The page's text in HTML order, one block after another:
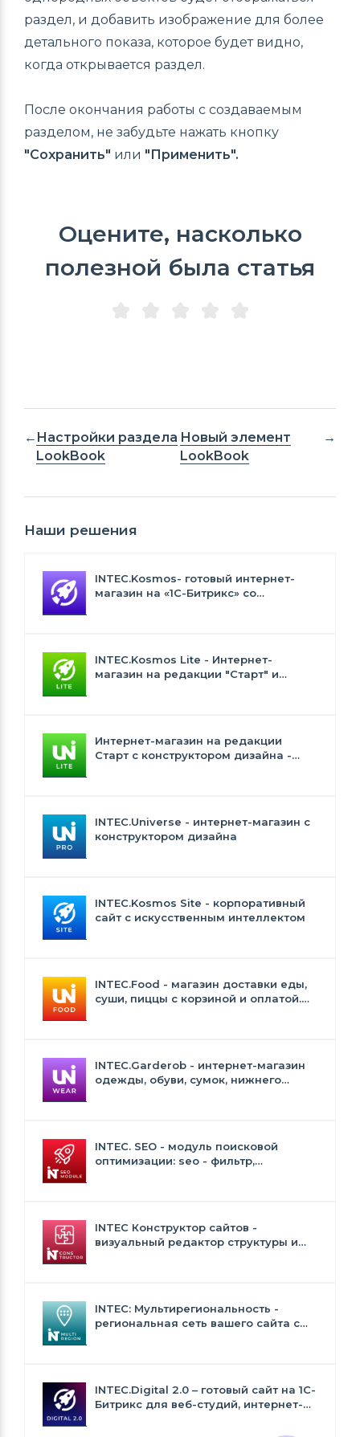
раздел, и добавить изображение для более
детального показа, которое будет видно,
когда открывается раздел.
После окончания работы с создаваемым
разделом, не забудьте нажать кнопку
"Сохранить" или "Применить".
Оцените, насколько
полезной была статья
Настройки раздела
LookBook
Новый элемент
LookBook
Наши решения
INTEC.Kosmos- готовый интернет-
магазин на «1С-Битрикс» со
INTEC.Kosmos Lite - Интернет-
магазин на редакции "Старт" и
Интернет-магазин на редакции
Старт с конструктором дизайна -
INTEC.Universe - интернет-магазин с
конструктором дизайна
INTEC.Kosmos Site - корпоративный
сайт с искусственным интеллектом
INTEC.Food - магазин доставки еды,
суши, пиццы с корзиной и оплатой.
INTEC.Garderob - интернет-магазин
одежды, обуви, сумок, нижнего
INTEC. SEO - модуль поисковой
оптимизации: seo - фильтр,
INTEC Конструктор сайтов -
визуальный редактор структуры и
INTEC: Мультирегиональность -
региональная сеть вашего сайта с
INTEC.Digital 2.0 – готовый сайт на 1C-
Битрикс для веб-студий, интернет-